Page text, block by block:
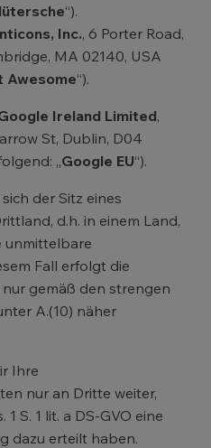
“).
Inc., 6 Porter Road,
MA 02140, USA
Awesome“).
Ireland Limited,
St, Dublin, D04
„Google EU“).
der Sitz eines
d.h. in einem Land,
unmittelbare
Fall erfolgt die
gemäß den strengen
A.(10) näher
Ihre
nur an Dritte weiter,
S. 1 lit. a DS-GVO eine
dazu erteilt haben.